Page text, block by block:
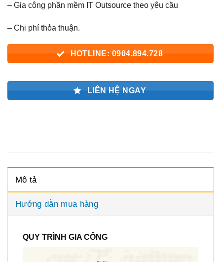
– Gia công phần mềm IT Outsource theo yêu cầu
– Chi phí thỏa thuận.
HOTLINE: 0904.894.728
LIÊN HỆ NGAY
Mô tả
Hướng dẫn mua hàng
QUY TRÌNH GIA CÔNG